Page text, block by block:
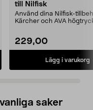
till Nilfisk
Använd dina Nilfisk-
Kärcher och AVA
229,00
Lägg i varukorg
saker